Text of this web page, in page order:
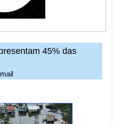
45% das